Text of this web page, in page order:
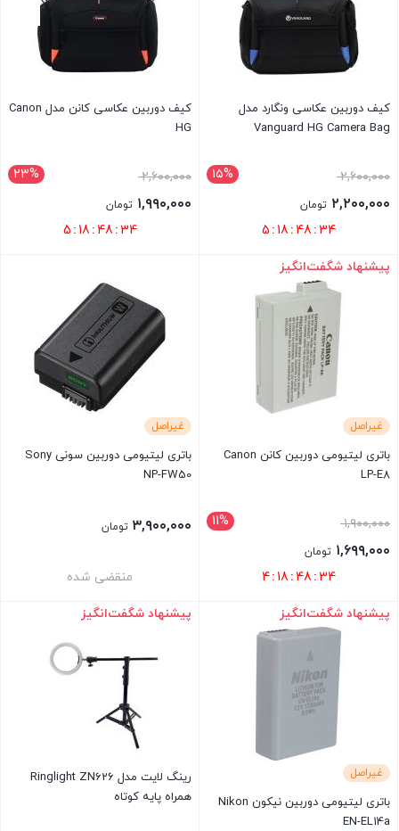
کیف دوربین عکاسی ونگارد مدل
Vanguard HG Camera Bag
۱۵% ۲,۶۰۰,۰۰۰
۲,۲۰۰,۰۰۰ تومان
5 : 18 : 48 : 34
بستن
کیف دوربین عکاسی کانن مدل Canon
HG
۲۳% ۲,۶۰۰,۰۰۰
۱,۹۹۰,۰۰۰ تومان
5 : 18 : 48 : 34
پیشنهاد شگفت‌انگیز
غیراصل
باتری لیتیومی دوربین کانن Canon
LP-E8
11% ۱,۹۰۰,۰۰۰قیمت
اصلی
۱,۹۰۰,۰۰۰ تومان
۱,۶۹۹,۰۰۰ تومان
۱,۶۹۹,۰۰۰ تومان
4: 18 : 48 : 34
بستن
غیراصل
باتری لیتیومی دوربین سونی Sony
NP-FW50
۳,۹۰۰,۰۰۰ تومان
منقضی شده
بستن پیشنهاد شگفت‌انگیز
غیراصل
باتری لیتیومی دوربین نیکون Nikon
EN-EL14a
پیشنهاد شگفت‌انگیز
رینگ لایت مدل Ringlight ZN626
همراه پایه کوتاه